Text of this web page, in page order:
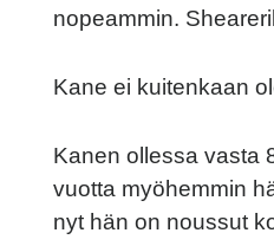
nopeammin.
Kane ei kuitenkaan
Kanen ollessa vasta
vuotta myöhemmin
nyt hän on noussut